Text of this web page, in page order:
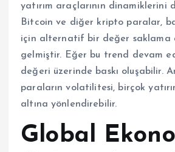
yatırım araçlarının dinamiklerini
Bitcoin ve diğer kripto paralar,
için alternatif bir değer saklama
gelmiştir. Eğer bu trend devam
değeri üzerinde baskı oluşabilir.
paraların volatilitesi, birçok
altına yönlendirebilir.
Global